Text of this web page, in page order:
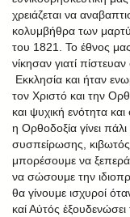
χρειάζεται να
κολυμβήθρα των
του 1821. Το έθνος
νίκησαν γιατί
Εκκλησία και ήταν
τον Χριστό και την
και ψυχική ενότητα
η Ορθοδοξία γίνει
συσπείρωσης,
μπορέσουμε να
να σώσουμε την
θα γίνουμε ισχυροί
καί Αὐτός